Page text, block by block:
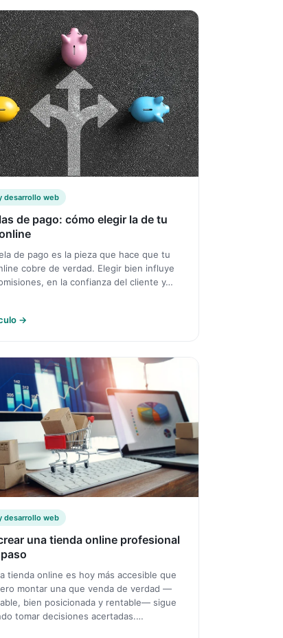
desarrollo web
de pago: cómo elegir la de tu
de pago es la pieza que hace que tu
cobre de verdad. Elegir bien influye
en la confianza del cliente y…
→
desarrollo web
una tienda online profesional
tienda online es hoy más accesible que
montar una que venda de verdad —
bien posicionada y rentable— sigue
tomar decisiones acertadas.…